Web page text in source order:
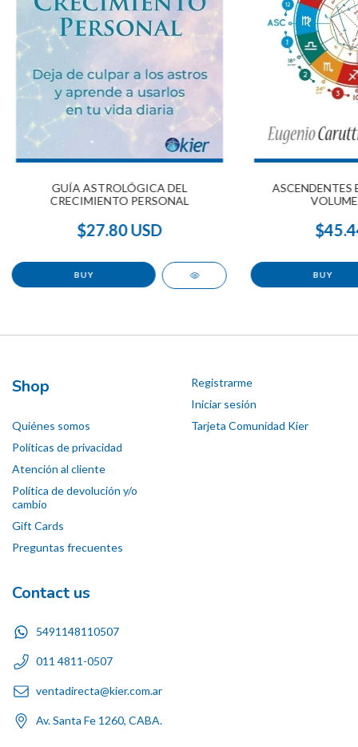
GUÍA ASTROLÓGICA DEL
CRECIMIENTO PERSONAL
$27.80 USD
ASCENDENTES
Shop
Quiénes somos
Políticas de privacidad
Atención al cliente
Política de devolución y/o
cambio
Gift Cards
Preguntas frecuentes
Registrarme
Iniciar sesión
Tarjeta Comunidad Kier
Contact us
5491148110507
011 4811-0507
ventadirecta@kier.com.ar
Av. Santa Fe 1260, CABA.